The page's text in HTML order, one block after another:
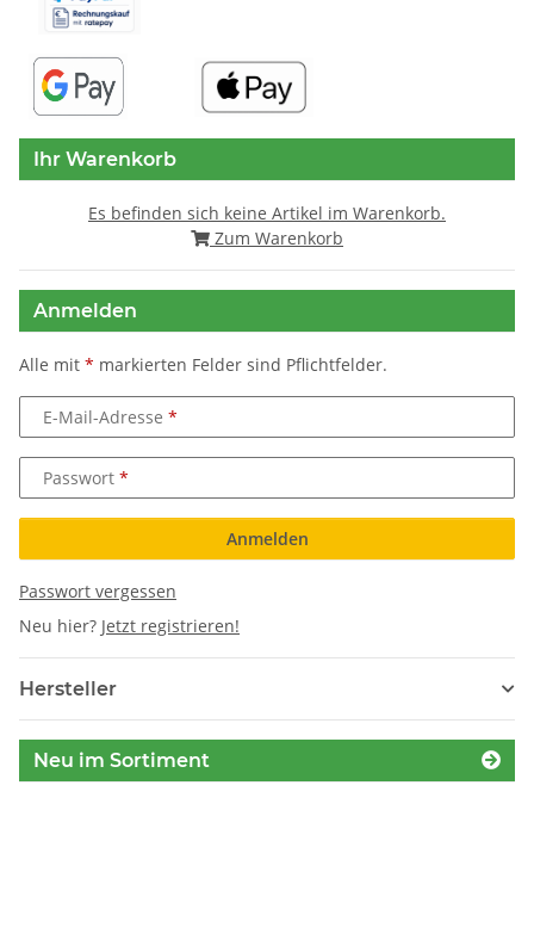
Ihr Warenkorb
Es befinden sich keine Artikel im Warenkorb.
Zum Warenkorb
Anmelden
Alle mit * markierten Felder sind Pflichtfelder.
E-Mail-Adresse
Passwort
Anmelden
Passwort vergessen
Neu hier? Jetzt registrieren!
Hersteller
Neu im Sortiment